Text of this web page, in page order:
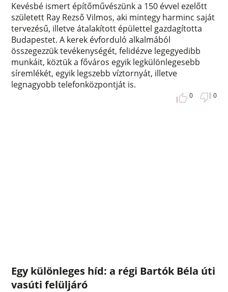
Kevésbé ismert építőművészünk a 150 évvel ezelőtt
született Ray Rezső Vilmos, aki mintegy harminc saját
tervezésű, illetve átalakított épülettel gazdagította
Budapestet. A kerek évforduló alkalmából
összegezzük tevékenységét, felidézve legegyedibb
munkáit, köztük a főváros egyik legkülönlegesebb
síremlékét, egyik legszebb víztornyát, illetve
legnagyobb telefonközpontját is.
0 0
Egy különleges híd: a régi Bartók Béla úti
vasúti felüljáró